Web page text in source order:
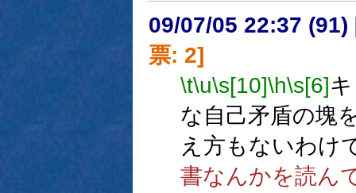
09/07/05 22:37 (91)
票: 2]
\t\u\s[10]\h\s[6]
な自己矛盾の塊
え方もないわけ
書なんかを読ん